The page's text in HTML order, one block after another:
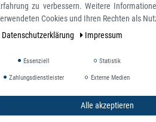
zu verbessern. Weitere
Cookies und Ihren Rechten als
Daten­schutz­erklärung
Impressum
Essenziell Statistik
Zahlungsdienstleister Externe Medien
Alle akzeptieren